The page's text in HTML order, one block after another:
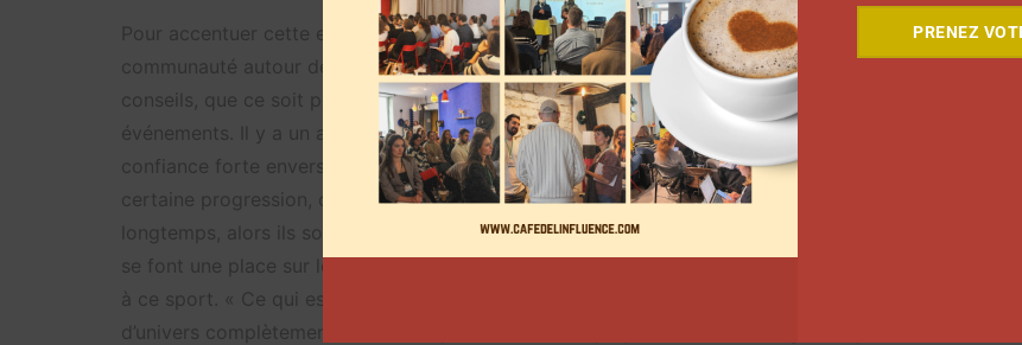
Pour accentuer cette envie de partage, des plateformes comme Strava ont su fédérer tout une
communauté autour de la pratique. Sur les réseaux sociaux, « les runners viennent chercher des
conseils, que ce soit pour s’équiper, pour progresser mais aussi pour trouver de nouveaux
événements. Il y a un aspect communautaire très fort. Dans ce cadre là, ils développent une
confiance forte envers les créateurs de contenus et athlètes du domaine. S’ils ont connu une
certaine progression, obtenu tel chrono sur une course ou qu’ils sont déjà dans le running depuis
longtemps, alors ils sont crédibles et leur avis compte », nous confie Martin Leroy. Si les runners
se font une place sur les applications, d’autres créateurs plus grand public s’intéressent également
à ce sport. « Ce qui est intéressant, c’est que l’on voit vraiment beaucoup de créateurs venant
d’univers complètement différents qui ont mené des projets dans le running, tels que Zack Nani et
PRENEZ